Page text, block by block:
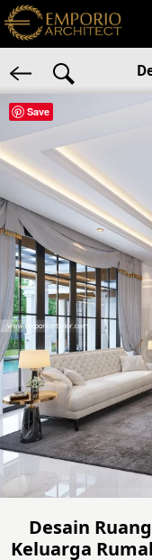
Desain
Keluarga
Save